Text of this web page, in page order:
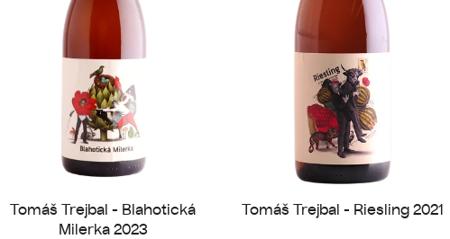
Tomáš Trejbal - Blahotická
Milerka 2023
Tomáš Trejbal - Riesling 2021